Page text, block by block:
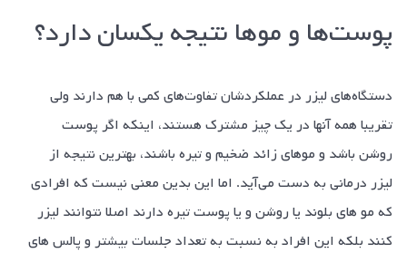
پوست‌ها و مو‌ها نتیجه یکسان دارد؟
دستگاه‌های لیزر در عملکردشان تفاوت‌های کمی با هم دارند ولی
تقریبا همه آنها در یک چیز مشترک هستند، اینکه اگر پوست
روشن باشد و مو‌های زائد ضخیم و تیره باشند، بهترین نتیجه از
لیزر درمانی به دست می‌آید. اما این بدین معنی نیست که افرادی
که مو های بلوند یا روشن و یا پوست تیره دارند اصلا نتوانند لیزر
کنند بلکه این افراد به نسبت به تعداد جلسات بیشتر و پالس های